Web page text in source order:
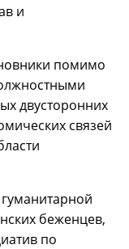
и
помимо
двусторонних
связей
беженцев,
по